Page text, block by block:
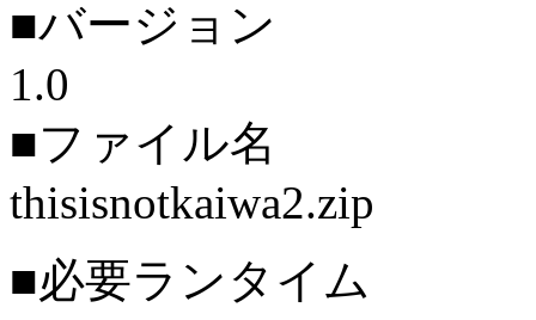
■バージョン
1.0
■ファイル名
thisisnotkaiwa2.zip
■必要ランタイム